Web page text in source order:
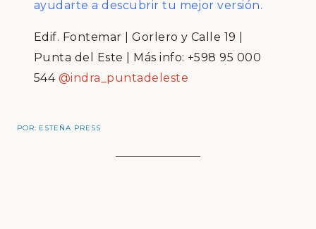
ayudarte a descubrir tu mejor versión.
Edif. Fontemar | Gorlero y Calle 19 |
Punta del Este | Más info: +598 95 000
544 @indra_puntadeleste
POR: ESTEÑA PRESS